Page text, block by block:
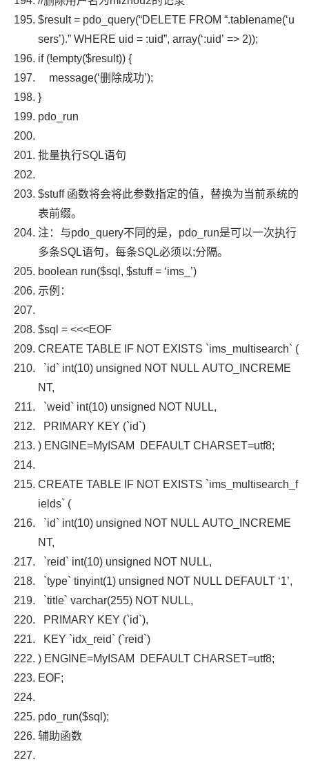
$result= pdo_query(“DELETE FROM “.tablename(‘u
sers’).” WHERE uid = :uid”, array(‘:uid’ => 2));
if (!empty($result)) {
message(‘删除成功’);
}
pdo_run
批量执行SQL语句
$stuff 函数将会将此参数指定的值，替换为当前系统的
表前缀。
注：与pdo_query不同的是， pdo_run是可以一次执行
多条SQL语句，每条SQL必须以;分隔。
boolean run($sql , $stuff= ‘ims_’)
示例：
$sql = <<<EOF
CREATE TABLE IF NOT EXISTS `ims_multisearch` (
`id` int(10) unsigned NOT NULL AUTO_INCREME
NT,
`weid` int(10) unsigned NOT NULL,
PRIMARY KEY (`id`)
) ENGINE=MyISAM DEFAULT CHARSET=utf8;
CREATE TABLE IF NOT EXISTS `ims_multisearch_f
ields` (
`id` int(10) unsigned NOT NULL AUTO_INCREME
NT,
`reid` int(10) unsigned NOT NULL,
`type` tinyint(1) unsigned NOT NULL DEFAULT ‘1’,
`title` varchar(255) NOT NULL,
PRIMARY KEY (`id`),
KEY `idx_reid` (`reid`)
) ENGINE=MyISAM DEFAULT CHARSET=utf8;
EOF;
pdo_run($sql );
辅助函数